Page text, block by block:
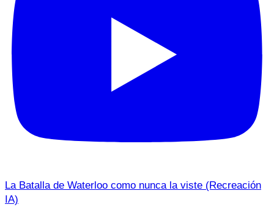
La Batalla de Waterloo como nunca la viste (Recreación
IA)